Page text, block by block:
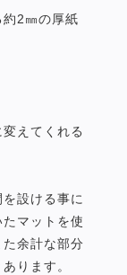
2㎜の厚紙
えてくれる
設ける事に
マットを使
余計な部分
ります。